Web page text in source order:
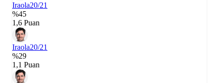
Iraola20/21
%45
1,6 Puan
Iraola20/21
%29
1,1 Puan